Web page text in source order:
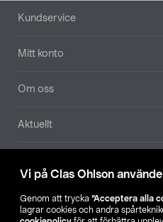
Vi på Clas Ohlson
Genom att trycka ”Acceptera alla
lagrar cookies och andra
Sidfot
Kundservice
Mitt konto
Om oss
Aktuellt